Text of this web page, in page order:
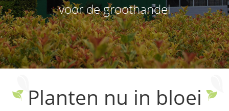
voor de groothandel
Planten nu in bloei